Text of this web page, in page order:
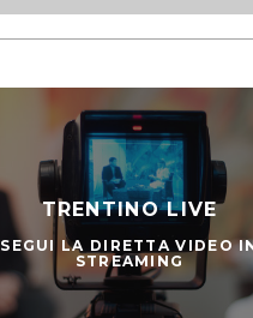
TRENTINO LIVE
SEGUI LA DIRETTA VIDEO
STREAMING